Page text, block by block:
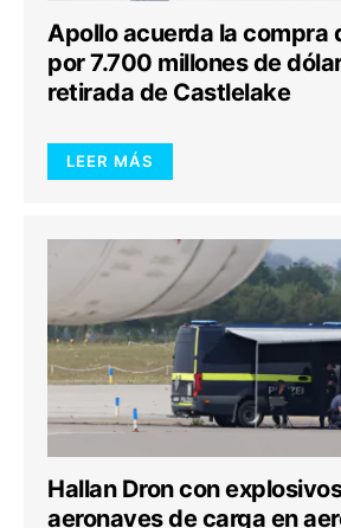
Apollo acuerda la compra
por 7.700 millones de
retirada de Castlelake
LEER MÁS
Hallan Dron con
aeronaves de carga en